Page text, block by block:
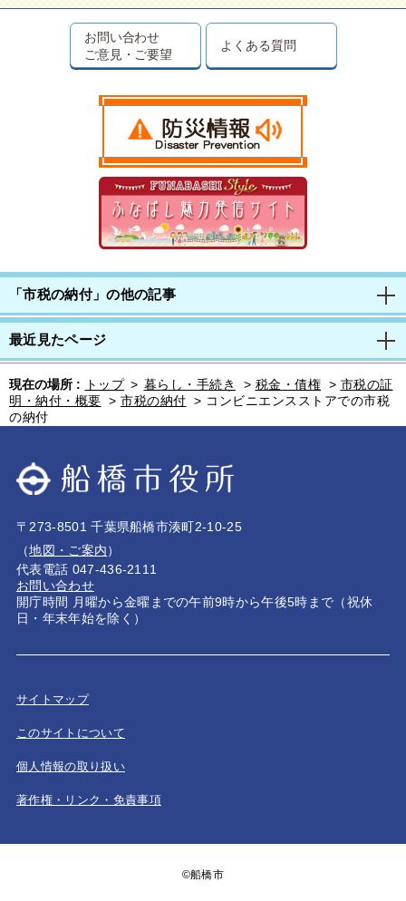
お問い合わせ
ご意見・ご要望
よくある質問
「市税の納付」の他の記事
最近見たページ
現在の場所 : トップ > 暮らし・手続き > 税金・債権 > 市税の証
明・納付・概要 > 市税の納付 > コンビニエンスストアでの市税
の納付
〒273-8501 千葉県船橋市湊町2-10-25
（地図・ご案内）
代表電話 047-436-2111
お問い合わせ
開庁時間 月曜から金曜までの午前9時から午後5時まで（祝休
日・年末年始を除く）
サイトマップ
このサイトについて
個人情報の取り扱い
著作権・リンク・免責事項
©船橋市